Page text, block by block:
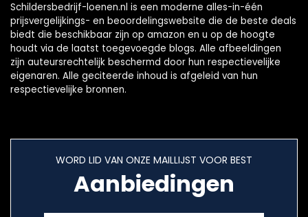
Schildersbedrijf-loenen.nl is een moderne alles-in-één
prijsvergelijkings- en beoordelingswebsite die de beste deals
biedt die beschikbaar zijn op amazon en u op de hoogte
houdt via de laatst toegevoegde blogs. Alle afbeeldingen
zijn auteursrechtelijk beschermd door hun respectievelijke
eigenaren. Alle geciteerde inhoud is afgeleid van hun
respectievelijke bronnen.
WORD LID VAN ONZE MAILLIJST VOOR BEST
Aanbiedingen